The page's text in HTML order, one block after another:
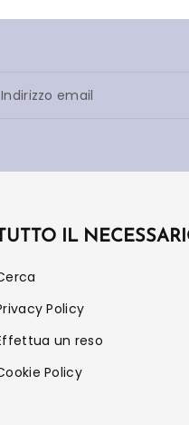
Indirizzo email
IL
Policy
un reso
Policy